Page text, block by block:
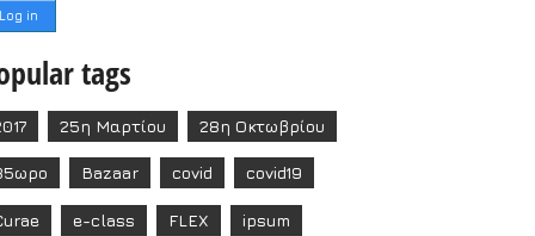
tags
25η Μαρτίου 28η Οκτωβρίου
Bazaar covid covid19
e-class FLEX ipsum